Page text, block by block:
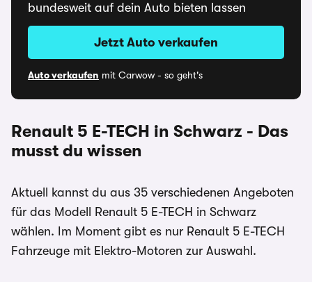
bundesweit auf dein Auto bieten lassen
Jetzt Auto verkaufen
Auto verkaufen mit Carwow - so geht's
Renault 5 E-TECH in Schwarz - Das
musst du wissen
Aktuell kannst du aus 35 verschiedenen Angeboten
für das Modell Renault 5 E-TECH in Schwarz
wählen. Im Moment gibt es nur Renault 5 E-TECH
Fahrzeuge mit Elektro-Motoren zur Auswahl.